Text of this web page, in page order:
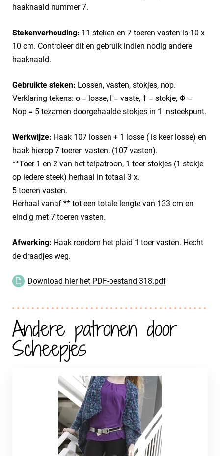
haaknaald nummer 7.
Stekenverhouding: 11 steken en 7 toeren vasten is 10 x
10 cm. Controleer dit en gebruik indien nodig andere
haaknaald.
Gebruikte steken: Lossen, vasten, stokjes, nop.
Verklaring tekens: o = losse, l = vaste, † = stokje, Φ =
Nop = 5 tezamen doorgehaalde stokjes in 1 insteekpunt.
Werkwijze: Haak 107 lossen + 1 losse ( is keer losse) en
haak hierop 7 toeren vasten. (107 vasten).
**Toer 1 en 2 van het telpatroon, 1 toer stokjes (1 stokje
op iedere steek) herhaal in totaal 3 x.
5 toeren vasten.
Herhaal vanaf ** tot een totale lengte van 133 cm en
eindig met 7 toeren vasten.
Afwerking: Haak rondom het plaid 1 toer vasten. Hecht
de draadjes weg.
Download hier het PDF-bestand 318.pdf
Andere patronen door
Scheepjes